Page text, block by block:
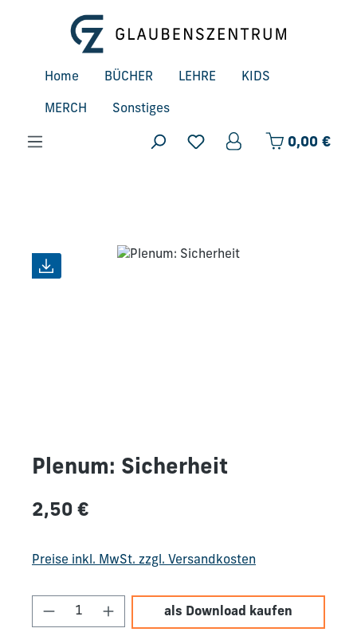
Zum Hauptinhalt springen
Home BÜCHER LEHRE KIDS
MERCH Sonstiges
0,00 €
Plenum: Sicherheit
Regulärer Preis:
2,50 €
Preise inkl. MwSt. zzgl. Versandkosten
Produkt Anzahl: Gib den gewünschten
als Download kaufen